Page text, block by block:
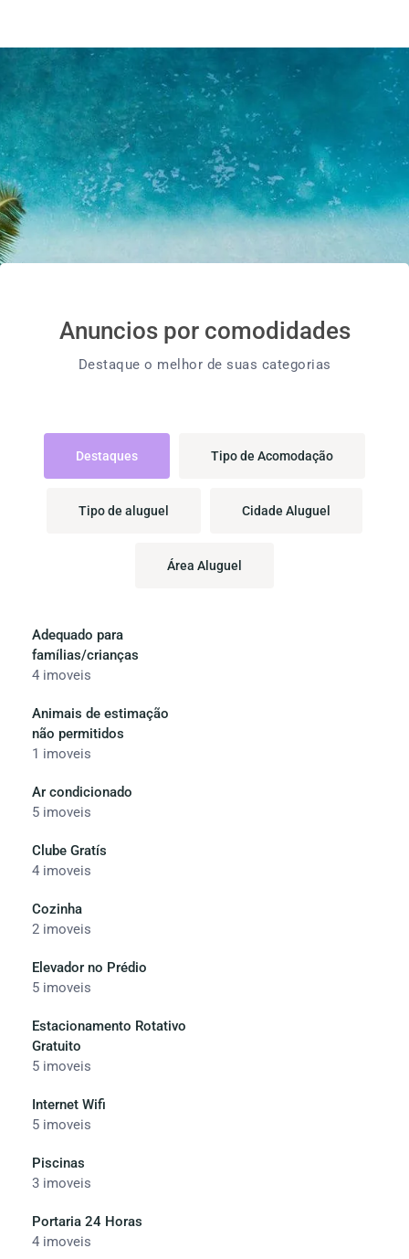
Anuncios por comodidades
Destaque o melhor de suas categorias
Destaques Tipo de Acomodação
Tipo de aluguel Cidade Aluguel
Área Aluguel
Adequado para
famílias/crianças
4 imoveis
Animais de estimação
não permitidos
1 imoveis
Ar condicionado
5 imoveis
Clube Gratís
4 imoveis
Cozinha
2 imoveis
Elevador no Prédio
5 imoveis
Estacionamento Rotativo
Gratuito
5 imoveis
Internet Wifi
5 imoveis
Piscinas
3 imoveis
Portaria 24 Horas
4 imoveis